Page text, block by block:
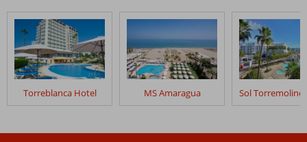
MS
Maestranza
Beoordelingen
die
ouder
zijn
48
Torreblanca Hotel MS Amaragua